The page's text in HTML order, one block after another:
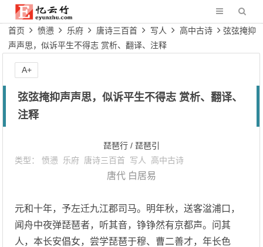
首页 愤懑 乐府 唐诗三百首 写人 高中古诗
弦弦掩抑
声声思，似诉平生不得志 赏析、翻译、注释
弦弦掩抑声声思，似诉平生不得志 赏析、翻译、
注释
琵琶行 / 琵琶引
类型：愤懑 乐府 唐诗三百首 写人 高中古诗
唐代 白居易
元和十年，予左迁九江郡司马。明年秋，送客湓浦口，
闻舟中夜弹琵琶者，听其音，铮铮然有京都声。问其
人，本长安倡女，尝学琵琶于穆、曹二善才，年长色
A+